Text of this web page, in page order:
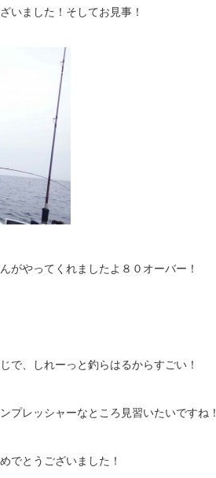
いました！そしてお見事！
がやってくれましたよ８０オーバー！
で、しれーっと釣らはるからすごい！
プレッシャーなところ見習いたいですね！
でとうございました！